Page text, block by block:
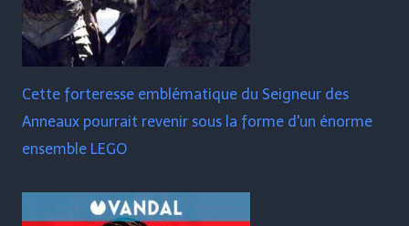
Cette forteresse emblématique du Seigneur des
Anneaux pourrait revenir sous la forme d'un énorme
ensemble LEGO